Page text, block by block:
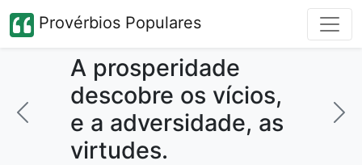
Provérbios Populares
A prosperidade
descobre os vícios,
e a adversidade, as
virtudes.